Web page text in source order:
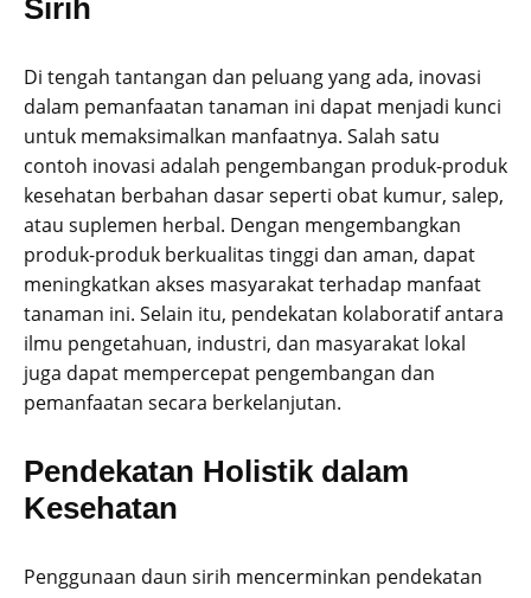
Sirih
Di tengah tantangan dan peluang yang ada, inovasi
dalam pemanfaatan tanaman ini dapat menjadi kunci
untuk memaksimalkan manfaatnya. Salah satu
contoh inovasi adalah pengembangan produk-produk
kesehatan berbahan dasar seperti obat kumur, salep,
atau suplemen herbal. Dengan mengembangkan
produk-produk berkualitas tinggi dan aman, dapat
meningkatkan akses masyarakat terhadap manfaat
tanaman ini. Selain itu, pendekatan kolaboratif antara
ilmu pengetahuan, industri, dan masyarakat lokal
juga dapat mempercepat pengembangan dan
pemanfaatan secara berkelanjutan.
Pendekatan Holistik dalam
Kesehatan
Penggunaan daun sirih mencerminkan pendekatan